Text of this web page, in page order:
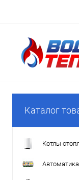
Каталог
Котлы
Автоматика